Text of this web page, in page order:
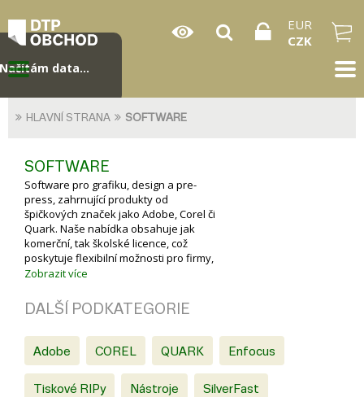
EUR
CZK
HLAVNÍ STRANA SOFTWARE
SOFTWARE
Software pro grafiku, design a pre-
press, zahrnující produkty od
špičkových značek jako Adobe, Corel či
Quark. Naše nabídka obsahuje jak
komerční, tak školské licence, což
poskytuje flexibilní možnosti pro firmy,
školy i jednotlivce.
pro řízení tisku, nástroje pro úpravy
barev a správy fontů. Tato sekce je
špičkový software pro svou práci v
grafickém designu, fotografii či tisku.
Zobrazit více
DALŠÍ PODKATEGORIE
Adobe COREL QUARK Enfocus
Tiskové RIPy Nástroje SilverFast
Načítám data...